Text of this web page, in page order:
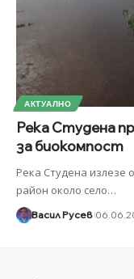
АКТУАЛНО
Река Студена
за биокомпост
Река Студена излезе
район около село…
Васил Русев